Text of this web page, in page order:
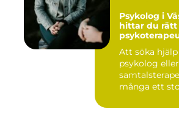
Psykolog i
hittar du rätt
Att söka
psykolog eller
många ett